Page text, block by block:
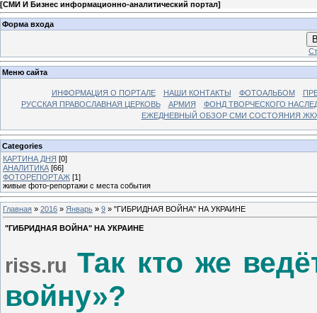
[СМИ И Бизнес информационно-аналитический портал]
Форма входа
Меню сайта
ИНФОРМАЦИЯ О ПОРТАЛЕ НАШИ КОНТАКТЫ ФОТОАЛЬБОМ
РУССКАЯ ПРАВОСЛАВНАЯ ЦЕРКОВЬ
АРМИЯ
ФОНД ТВОРЧЕСКОГО
ЕЖЕДНЕВНЫЙ ОБЗОР СМИ СОСТОЯНИЯ
Categories
КАРТИНА ДНЯ [0]
АНАЛИТИКА [66]
ФОТОРЕПОРТАЖ [1]
живые фото-репортажи с места события
Главная » 2016 » Январь » 9 » "ГИБРИДНАЯ ВОЙНА" НА УКРАИНЕ
"ГИБРИДНАЯ ВОЙНА" НА УКРАИНЕ
riss.ru Так кто же
войну»?